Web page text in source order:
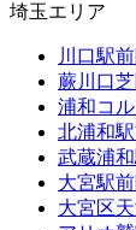
埼玉エリア
川口駅
蕨川口
浦和コ
北浦和
武蔵浦
大宮駅
大宮区